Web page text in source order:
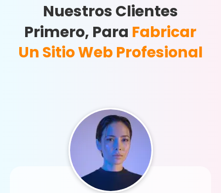
Nuestros Clientes
Primero, Para Fabricar
Un Sitio Web Profesional